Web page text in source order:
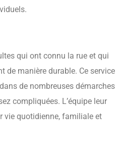
qui ont connu la rue et qui
de manière durable. Ce service
de nombreuses démarches
compliquées. L’équipe leur
vie quotidienne, familiale et